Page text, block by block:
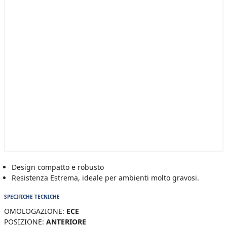
Design compatto e robusto
Resistenza Estrema, ideale per ambienti molto gravosi.
SPECIFICHE TECNICHE
OMOLOGAZIONE: ECE
POSIZIONE: ANTERIORE